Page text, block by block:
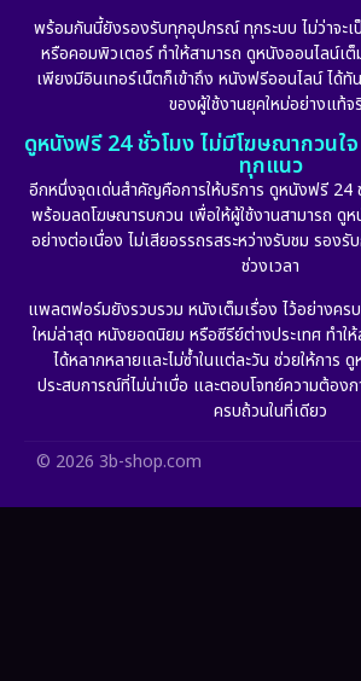
Fantasy จินตนาการ
Film
Gothic
HBO GO
HBO Max
Healing
Heist
พร้อมกันนี้ยังรองรับทุกอุปกรณ์ ทุกระบบ ไม่ว่าจะ
หรือคอมพิวเตอร์ ทำให้สามารถ ดูหนังออนไลน์เต็
เพียงมีอินเทอร์เน็ตก็เข้าถึง หนังฟรีออนไลน์ ได้
ของผู้ใช้งานยุคใหม่อย่างแท้จ
ดูหนังฟรี 24 ชั่วโมง ไม่มีโฆษณากวนใ
ทุกแนว
อีกหนึ่งจุดเด่นสำคัญคือการให้บริการ ดูหนังฟรี 24
พร้อมลดโฆษณารบกวน เพื่อให้ผู้ใช้งานสามารถ ดู
อย่างต่อเนื่อง ไม่เสียอรรถรสระหว่างรับชม รองรั
ช่วงเวลา
แพลตฟอร์มยังรวบรวม หนังเต็มเรื่อง ไว้อย่างคร
ใหม่ล่าสุด หนังยอดนิยม หรือซีรีย์ต่างประเทศ ทำใ
ได้หลากหลายและไม่ซ้ำในแต่ละวัน ช่วยให้การ
ประสบการณ์ที่ไม่น่าเบื่อ และตอบโจทย์ความต้องก
ครบถ้วนในที่เดียว
© 2026 3b-shop.com